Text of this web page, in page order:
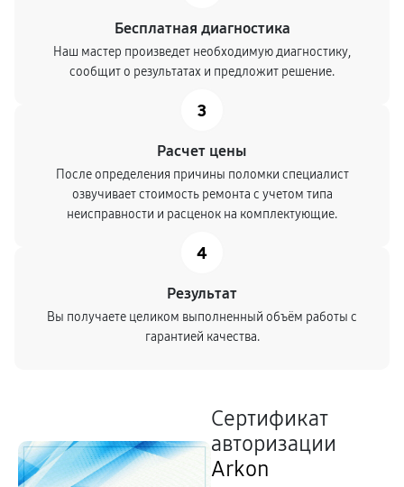
Бесплатная диагностика
Наш мастер произведет необходимую диагностику,
сообщит о результатах и предложит решение.
3
Расчет цены
После определения причины поломки специалист
озвучивает стоимость ремонта с учетом типа
неисправности и расценок на комплектующие.
4
Результат
Вы получаете целиком выполненный объём работы с
гарантией качества.
Сертификат
авторизации
Arkon